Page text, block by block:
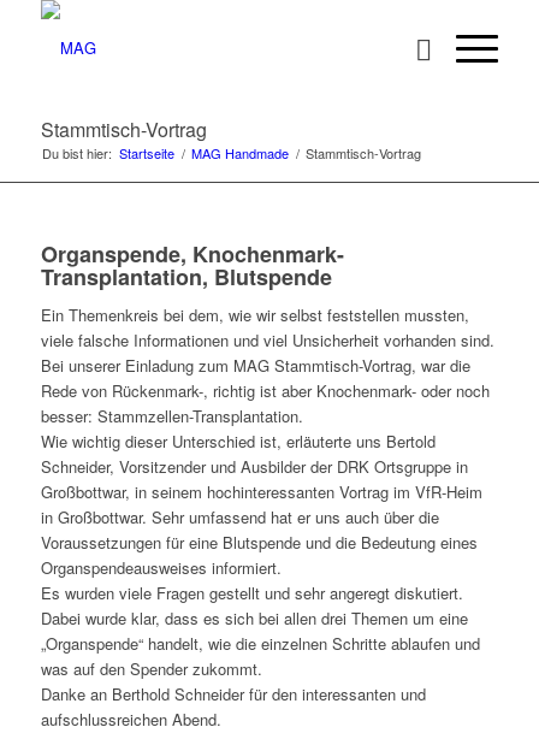
Stammtisch-Vortrag
Du bist hier: Startseite / MAG Handmade / Stammtisch-Vortrag
Organspende, Knochenmark-
Transplantation, Blutspende
Ein Themenkreis bei dem, wie wir selbst feststellen mussten,
viele falsche Informationen und viel Unsicherheit vorhanden sind.
Bei unserer Einladung zum MAG Stammtisch-Vortrag, war die
Rede von Rückenmark-, richtig ist aber Knochenmark- oder noch
besser: Stammzellen-Transplantation.
Wie wichtig dieser Unterschied ist, erläuterte uns Bertold
Schneider, Vorsitzender und Ausbilder der DRK Ortsgruppe in
Großbottwar, in seinem hochinteressanten Vortrag im VfR-Heim
in Großbottwar. Sehr umfassend hat er uns auch über die
Voraussetzungen für eine Blutspende und die Bedeutung eines
Organspendeausweises informiert.
Es wurden viele Fragen gestellt und sehr angeregt diskutiert.
Dabei wurde klar, dass es sich bei allen drei Themen um eine
„Organspende“ handelt, wie die einzelnen Schritte ablaufen und
was auf den Spender zukommt.
Danke an Berthold Schneider für den interessanten und
aufschlussreichen Abend.